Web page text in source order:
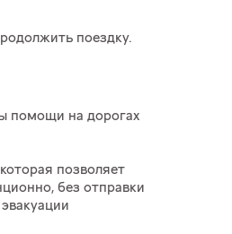
поездку.
помощи на дорогах
позволяет
без отправки